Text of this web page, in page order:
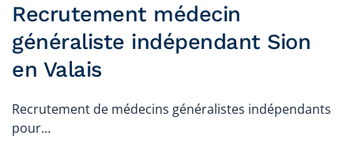
Recrutement médecin
généraliste indépendant Sion
en Valais
Recrutement de médecins généralistes indépendants
pour…